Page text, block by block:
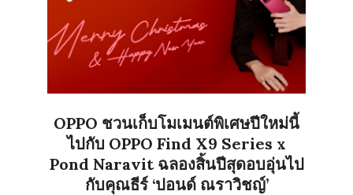
OPPO ชวนเก็บโมเมนต์พิเศษปีใหม่นี้
ไปกับ OPPO Find X9 Series x
Pond Naravit ฉลองสิ้นปีสุดอบอุ่นไป
กับคุณธีร์ ‘ปอนด์ ณราวิชญ์’